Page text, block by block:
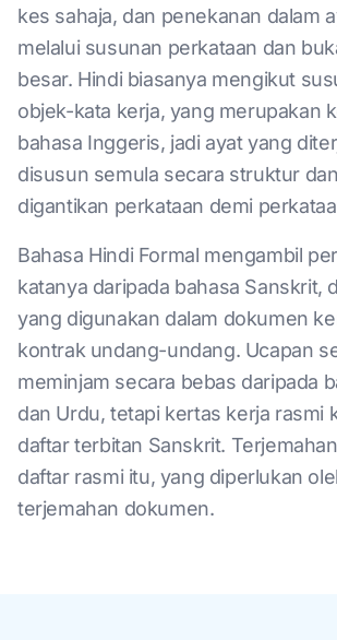
kes sahaja, dan penekanan dalam
melalui susunan perkataan dan
besar. Hindi biasanya mengikut
objek-kata kerja, yang merupakan
bahasa Inggeris, jadi ayat yang
disusun semula secara struktur
digantikan perkataan demi
Bahasa Hindi Formal mengambil
katanya daripada bahasa Sanskrit,
yang digunakan dalam dokumen
kontrak undang-undang. Ucapan
meminjam secara bebas daripada
dan Urdu, tetapi kertas kerja rasmi
daftar terbitan Sanskrit.
daftar rasmi itu, yang diperlukan
terjemahan dokumen.